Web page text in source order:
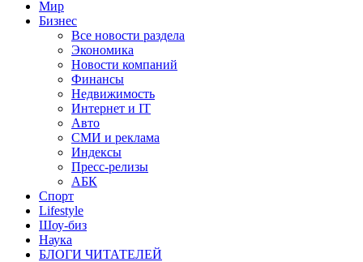
Мир
Бизнес
Все новости раздела
Экономика
Новости компаний
Финансы
Недвижимость
Интернет и IT
Авто
СМИ и реклама
Индексы
Пресс-релизы
АБК
Спорт
Lifestyle
Шоу-биз
Наука
БЛОГИ ЧИТАТЕЛЕЙ